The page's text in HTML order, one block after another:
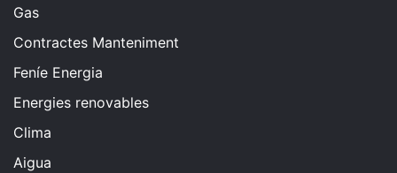
Gas
Contractes Manteniment
Feníe Energia
Energies renovables
Clima
Aigua